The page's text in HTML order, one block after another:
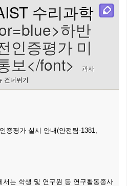
o
수리과학
하반
인증평가 미
보</font>
과사
건너뛰기
평가 실시 안내(안전팀-1381,
학생 및 연구원 등 연구활동종사